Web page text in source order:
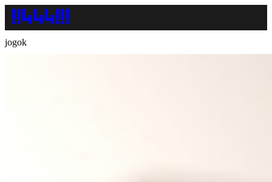
jogok